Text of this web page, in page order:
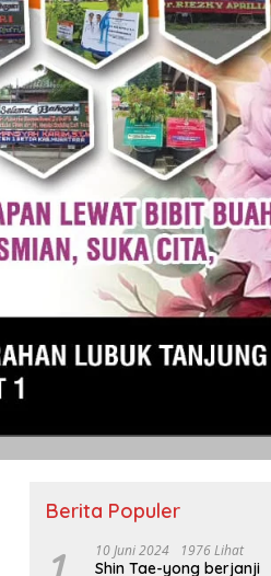
Berita Populer
10 Juni 2024 1976 Lihat
Shin Tae-yong berjanji